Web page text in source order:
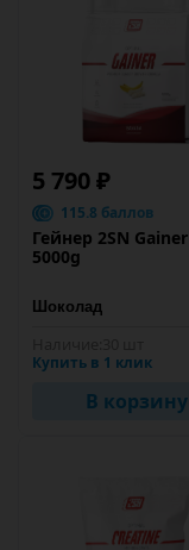
5 790 ₽
115.8 баллов
Гейнер 2SN Gainer
5000g
Купить в 1 клик
В корзину